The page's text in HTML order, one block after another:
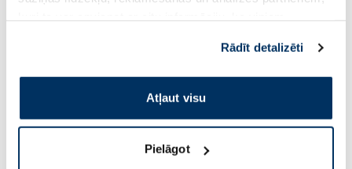
pakalpojumus. Ja piekrītat šo papildu sīkdatņu
izmantošanai, lūdzu, atzīmējiet savu izvēli:
Rādīt detalizēti
Atļaut visu
Pielāgot
Pirkt Pirkt
-20%